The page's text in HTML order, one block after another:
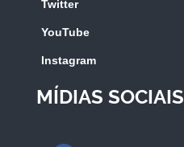
Twitter
YouTube
Instagram
MÍDIAS SOCIAIS